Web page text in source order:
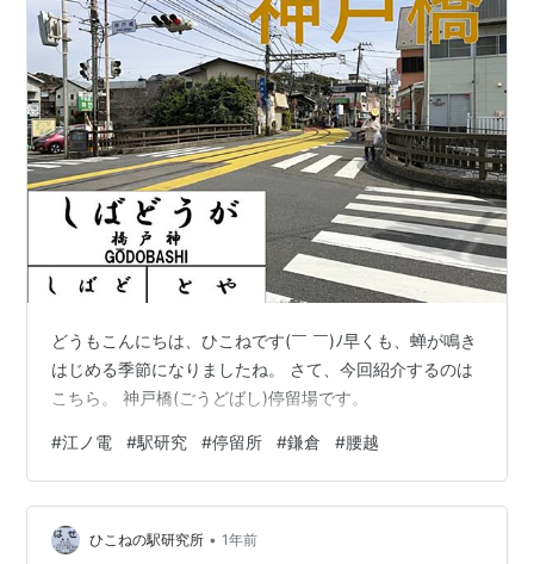
どうもこんにちは、ひこねです(￣ ￣)ﾉ早くも、蝉が鳴き
はじめる季節になりましたね。 さて、今回紹介するのは
こちら。 神戸橋(ごうどばし)停留場です。
#江ノ電 #駅研究 #停留所 #鎌倉 #腰越
ひこねの駅研究所 • 1年前